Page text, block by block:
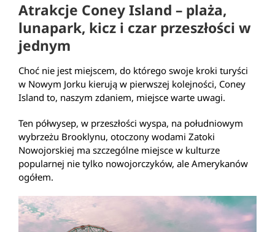
Atrakcje Coney Island – plaża,
lunapark, kicz i czar przeszłości w
jednym
Choć nie jest miejscem, do którego swoje kroki turyści
w Nowym Jorku kierują w pierwszej kolejności, Coney
Island to, naszym zdaniem, miejsce warte uwagi.
Ten półwysep, w przeszłości wyspa, na południowym
wybrzeżu Brooklynu, otoczony wodami Zatoki
Nowojorskiej ma szczególne miejsce w kulturze
popularnej nie tylko nowojorczyków, ale Amerykanów
ogółem.